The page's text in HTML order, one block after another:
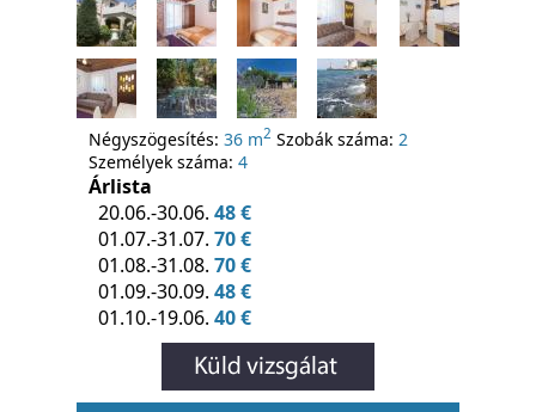
Négyszögesítés: 36 m2 Szobák száma: 2
Személyek száma: 4
Árlista
20.06.-30.06. 48 €
01.07.-31.07. 70 €
01.08.-31.08. 70 €
01.09.-30.09. 48 €
01.10.-19.06. 40 €